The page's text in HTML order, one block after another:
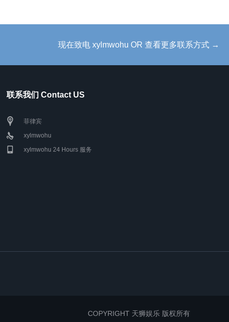
现在致电 xylmwohu OR 查看更多联系方式 →
联系我们 Contact US
菲律宾
xylmwohu
xylmwohu 24 Hours 服务
COPYRIGHT 天狮娱乐 版权所有